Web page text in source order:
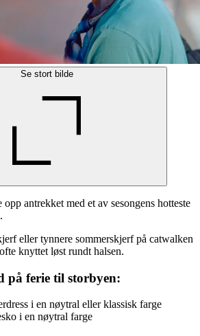
Se stort bilde
antrekket med et av sesongens hotteste
eller tynnere sommerskjerf på catwalken
knyttet løst rundt halsen.
på ferie til storbyen:
i en nøytral eller klassisk farge
i en nøytral farge